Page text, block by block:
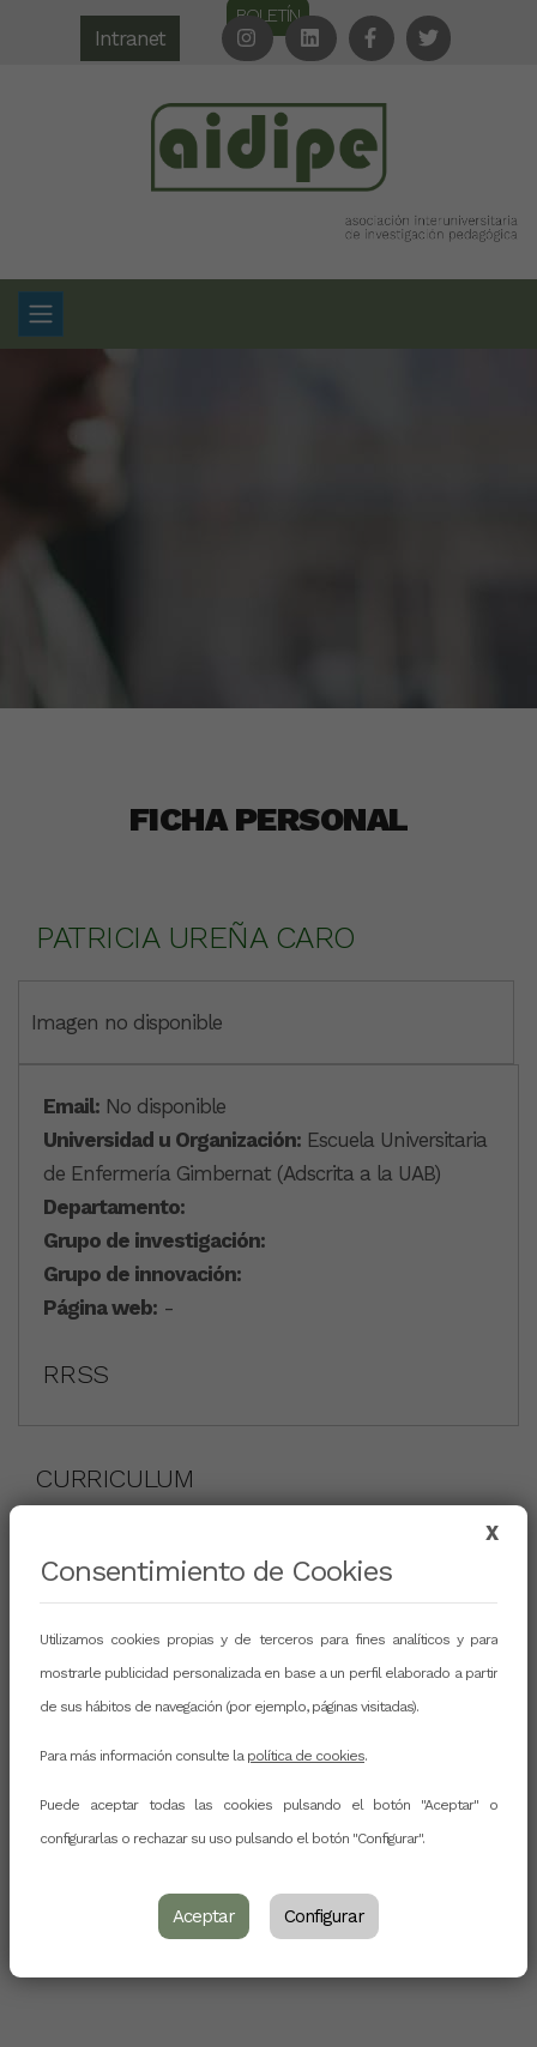
BOLETÍN
Intranet
FICHA PERSONAL
PATRICIA UREÑA CARO
Imagen no disponible
Email: No disponible
Universidad u Organización: Escuela Universitaria
de Enfermería Gimbernat (Adscrita a la UAB)
Departamento:
Grupo de investigación:
Grupo de innovación:
Página web: -
RRSS
CURRICULUM
X
Consentimiento de Cookies
Utilizamos cookies propias y de terceros para fines analíticos y para
mostrarle publicidad personalizada en base a un perfil elaborado a partir
de sus hábitos de navegación (por ejemplo, páginas visitadas).
Para más información consulte la política de cookies.
Puede aceptar todas las cookies pulsando el botón "Aceptar" o
configurarlas o rechazar su uso pulsando el botón "Configurar".
Aceptar Configurar